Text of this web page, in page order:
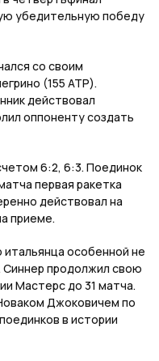
убедительную победу
со своим
(155 ATP).
действовал
оппоненту создать
6:2, 6:3. Поединок
первая ракетка
действовал на
приеме.
особенной не
Синнер продолжил свою
Мастерс до 31 матча.
Джоковичем по
в истории